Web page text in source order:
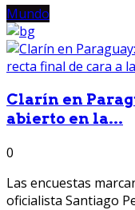
Mundo
Clarín en
abierto en la...
0
Las encuestas
oficialista Santiago